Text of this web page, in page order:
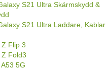
S21 Ultra Skärmskydd &
S21 Ultra Laddare, Kablar
Flip 3
Fold3
5G